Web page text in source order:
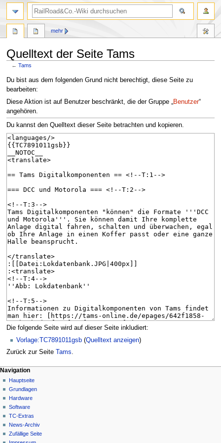
Quelltext der Seite Tams
←Tams
Zur
Navigation
springen
Zur
Suche
springen
Du bist aus dem folgenden Grund nicht berechtigt, diese Seite zu
bearbeiten:
Diese Aktion ist auf Benutzer beschränkt, die der Gruppe „Benutzer“
angehören.
Du kannst den Quelltext dieser Seite betrachten und kopieren.
Die folgende Seite wird auf dieser Seite inkludiert:
Vorlage:TC7891011gsb (Quelltext anzeigen)
Zurück zur Seite
Tams.
N
a
v
g
a
Seitenaktionen
Seite
Diskussion
Lesen
Quelltext
anzeigen
Versionsgeschichte
mehr
Meine Werkzeuge
Deutsch
Anmelden
Navigation
Hauptseite
Grundlagen
Hardware
Software
TC-Extras
News-Archiv
Zufällige Seite
Suche